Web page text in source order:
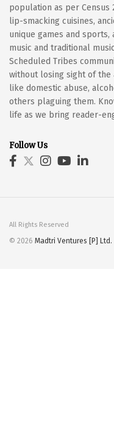
population as per Census
lip-smacking cuisines,
unique games and
music and traditional
Scheduled Tribes
without losing sight of the
like domestic abuse,
others plaguing them.
life as we bring reader-
Follow Us
All Rights Reserved
© 2026 Madtri Ventures [P] Ltd.